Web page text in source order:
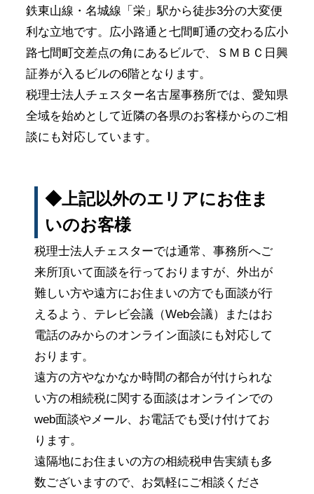
鉄東山線・名城線「栄」駅から徒歩3分の大変便
利な立地です。広小路通と七間町通の交わる広小
路七間町交差点の角にあるビルで、ＳＭＢＣ日興
証券が入るビルの6階となります。
税理士法人チェスター名古屋事務所では、愛知県
全域を始めとして近隣の各県のお客様からのご相
談にも対応しています。
◆上記以外のエリアにお住ま
いのお客様
税理士法人チェスターでは通常、事務所へご
来所頂いて面談を行っておりますが、外出が
難しい方や遠方にお住まいの方でも面談が行
えるよう、テレビ会議（Web会議）またはお
電話のみからのオンライン面談にも対応して
おります。
遠方の方やなかなか時間の都合が付けられな
い方の相続税に関する面談はオンラインでの
web面談やメール、お電話でも受け付けてお
ります。
遠隔地にお住まいの方の相続税申告実績も多
数ございますので、お気軽にご相談くださ